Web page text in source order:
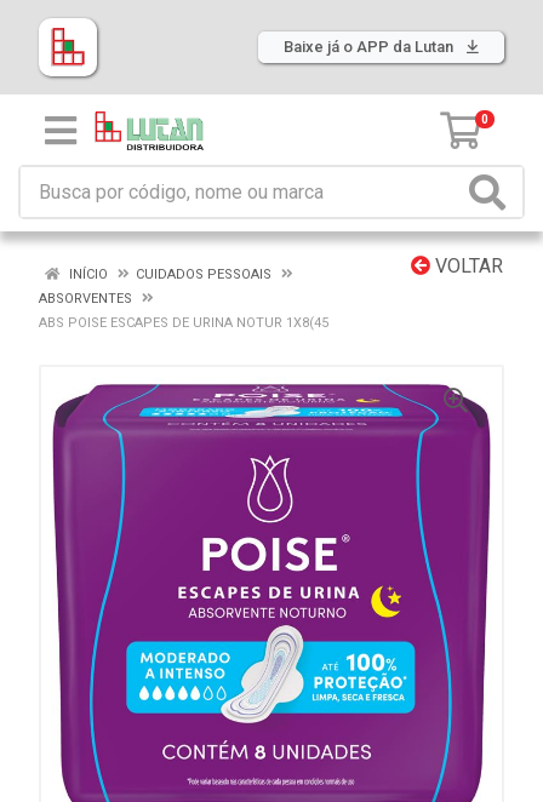
Baixe já o APP da Lutan
0
VOLTAR
INÍCIO
CUIDADOS PESSOAIS
ABSORVENTES
ABS POISE ESCAPES DE URINA NOTUR 1X8(45